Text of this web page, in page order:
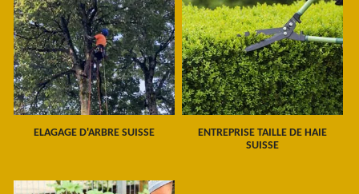
ELAGAGE D'ARBRE SUISSE
ENTREPRISE TAILLE DE HAIE
SUISSE